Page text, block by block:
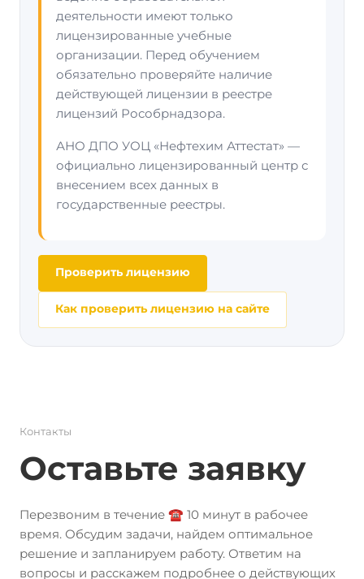
деятельности имеют только
лицензированные учебные
организации. Перед обучением
обязательно проверяйте наличие
действующей лицензии в реестре
лицензий Рособрнадзора.
АНО ДПО УОЦ «Нефтехим Аттестат» —
официально лицензированный центр с
внесением всех данных в
государственные реестры.
Проверить лицензию
Как проверить лицензию на сайте
Контакты
Оставьте заявку
Перезвоним в течение ☎️ 10 минут в рабочее
время. Обсудим задачи, найдем оптимальное
решение и запланируем работу. Ответим на
вопросы и расскажем подробнее о действующих